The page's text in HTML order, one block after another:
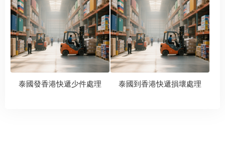
泰國發香港快遞少件處理 泰國到香港快遞損壞處理